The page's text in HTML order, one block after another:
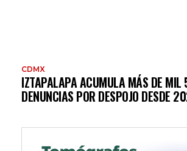
CDMX
IZTAPALAPA ACUMULA MÁS DE
DENUNCIAS POR DESPOJO DESDE